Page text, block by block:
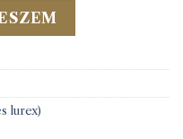
50m-es mennyiség
lurex)